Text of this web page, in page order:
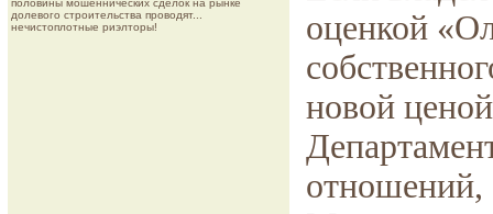
половины мошеннических сделок на рынке
долевого строительства проводят...
нечистоплотные риэлторы!
оценкой
новой
отношений,